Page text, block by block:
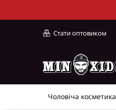
Стати оптовиком
Чоловіча косметика